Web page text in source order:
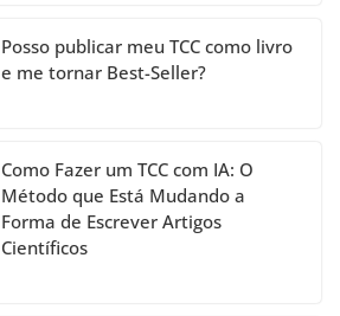
el
Posso publicar meu TCC como livro
e me tornar Best-Seller?
Como Fazer um TCC com IA: O
Método que Está Mudando a
Forma de Escrever Artigos
Científicos